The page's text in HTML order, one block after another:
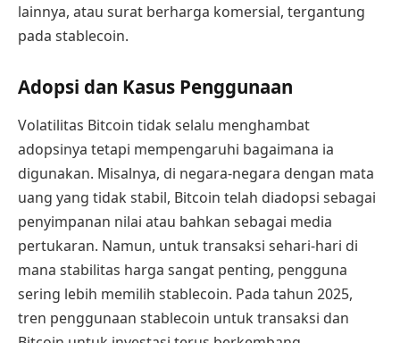
lainnya, atau surat berharga komersial, tergantung
pada stablecoin.
Adopsi dan Kasus Penggunaan
Volatilitas Bitcoin tidak selalu menghambat
adopsinya tetapi mempengaruhi bagaimana ia
digunakan. Misalnya, di negara-negara dengan mata
uang yang tidak stabil, Bitcoin telah diadopsi sebagai
penyimpanan nilai atau bahkan sebagai media
pertukaran. Namun, untuk transaksi sehari-hari di
mana stabilitas harga sangat penting, pengguna
sering lebih memilih stablecoin. Pada tahun 2025,
tren penggunaan stablecoin untuk transaksi dan